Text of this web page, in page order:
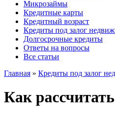
Микрозаймы
Кредитные карты
Кредитный возраст
Кредиты под залог
Долгосрочные кредиты
Ответы на вопросы
Все статьи
Главная » Кредиты под залог
Как